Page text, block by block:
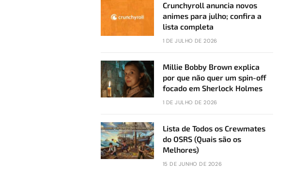
Crunchyroll anuncia novos
animes para julho; confira a
lista completa
1 DE JULHO DE 2026
Millie Bobby Brown explica
por que não quer um spin-off
focado em Sherlock Holmes
1 DE JULHO DE 2026
Lista de Todos os Crewmates
do OSRS (Quais são os
Melhores)
15 DE JUNHO DE 2026